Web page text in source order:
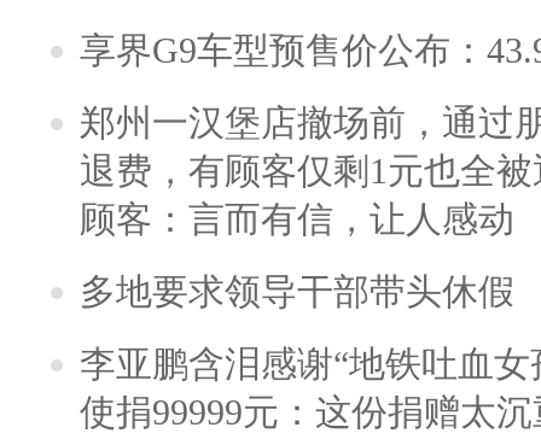
享界G9车型预售价公布：
郑州一汉堡店撤场前，通过
退费，有顾客仅剩1元也全
顾客：言而有信，让人感动
多地要求领导干部带头休假
李亚鹏含泪感谢“地铁吐血
使捐99999元：这份捐赠太